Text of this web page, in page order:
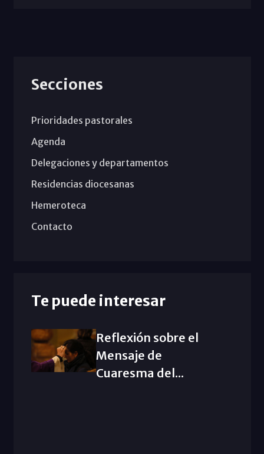
Secciones
Prioridades pastorales
Agenda
Delegaciones y departamentos
Residencias diocesanas
Hemeroteca
Contacto
Te puede interesar
Reflexión sobre el
Mensaje de
Cuaresma del...